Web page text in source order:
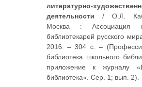
литературно-
деятельности / О.Л.
Москва : Ассоциация
библиотекарей русского
2016. – 304 с. –
библиотека школьного
приложение к журналу
библиотека». Сер. 1; вып. 2).